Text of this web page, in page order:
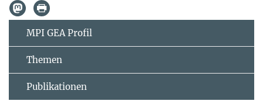
MPI GEA Profil
Themen
Publikationen